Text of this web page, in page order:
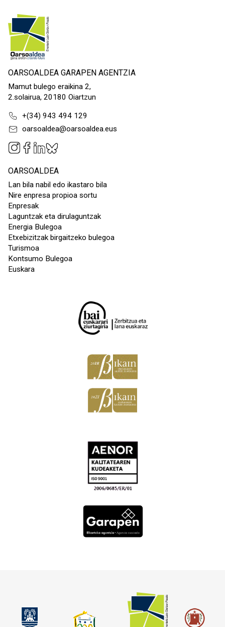
OARSOALDEA GARAPEN AGENTZIA
Mamut bulego eraikina 2,
2.solairua, 20180 Oiartzun
+(34) 943 494 129
oarsoaldea@oarsoaldea.eus
OARSOALDEA
Lan bila nabil edo ikastaro bila
Nire enpresa propioa sortu
Enpresak
Laguntzak eta dirulaguntzak
Energia Bulegoa
Etxebizitzak birgaitzeko bulegoa
Turismoa
Kontsumo Bulegoa
Euskara